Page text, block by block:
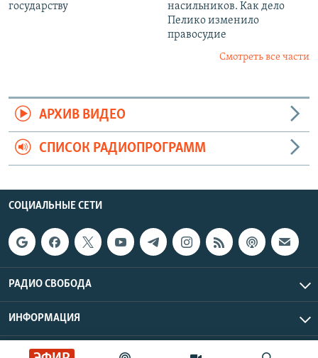
государству
насильников. Как дело
Пелико изменило
правосудие
Смотреть все части
АРХИВ ВИДЕО
СПИСОК РАДИОПРОГРАММ
СОЦИАЛЬНЫЕ СЕТИ
РАДИО СВОБОДА
ИНФОРМАЦИЯ
Радио Свобода © 2026 RFE/RL, Inc. | Все права защищены.